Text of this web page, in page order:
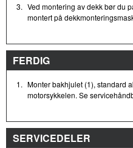
3. Ved montering av dekk bør du
montert på
FERDIG
1. Monter bakhjulet (1), standard
motorsykkelen. Se
SERVICEDELER